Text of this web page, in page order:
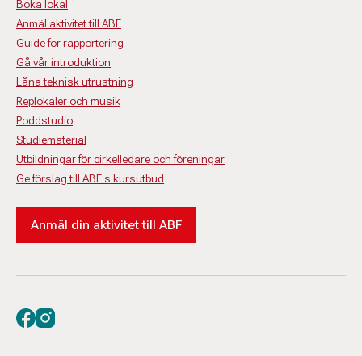
Boka lokal
Anmäl aktivitet till ABF
Guide för rapportering
Gå vår introduktion
Låna teknisk utrustning
Replokaler och musik
Poddstudio
Studiematerial
Utbildningar för cirkelledare och föreningar
Ge förslag till ABF:s kursutbud
Anmäl din aktivitet till ABF
Besök oss på facebook
Besök oss på instagram